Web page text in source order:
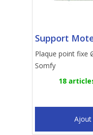
Support
Plaque point fixe
Somfy
18
Ajout